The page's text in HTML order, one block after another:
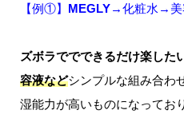
【例①】 MEGLY→化粧水→美
ズボラででできるだけ楽した
容液などシンプルな組み合わ
湿能力が高いものになってお